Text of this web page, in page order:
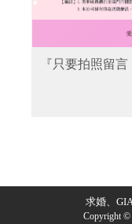
『只要拍照留
求婚、
Copyright ©